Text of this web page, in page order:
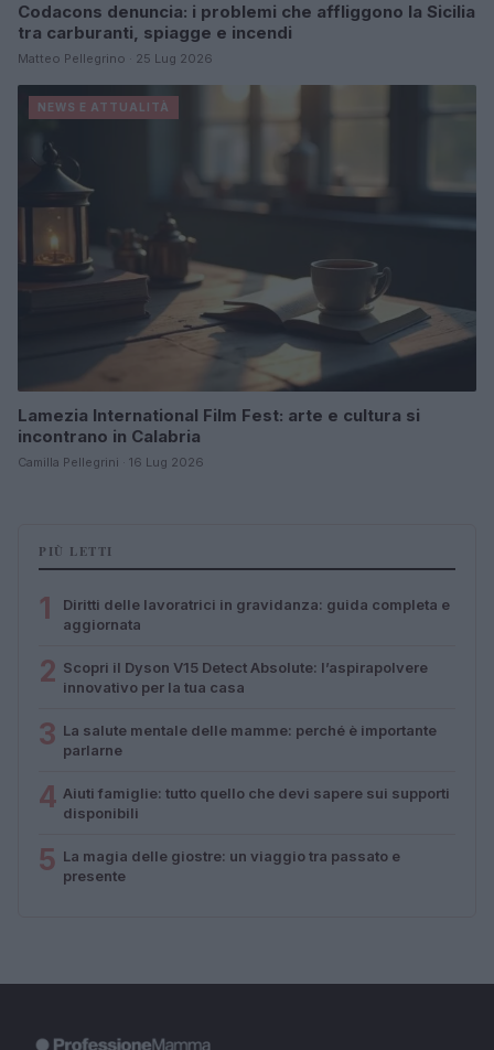
Codacons denuncia: i problemi che affliggono la Sicilia
tra carburanti, spiagge e incendi
Matteo Pellegrino · 25 Lug 2026
NEWS E ATTUALITÀ
Lamezia International Film Fest: arte e cultura si
incontrano in Calabria
Camilla Pellegrini · 16 Lug 2026
PIÙ LETTI
1
Diritti delle lavoratrici in gravidanza: guida completa e
aggiornata
2 Scopri il Dyson V15 Detect Absolute: l’aspirapolvere
innovativo per la tua casa
3 La salute mentale delle mamme: perché è importante
parlarne
4 Aiuti famiglie: tutto quello che devi sapere sui supporti
disponibili
5 La magia delle giostre: un viaggio tra passato e
presente